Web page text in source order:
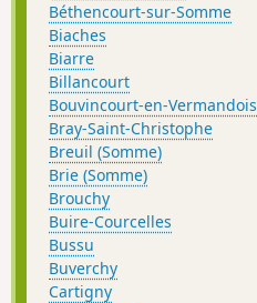
Béthencourt-sur-Somme
Biaches
Biarre
Billancourt
Bouvincourt-en-Vermandois
Bray-Saint-Christophe
Breuil (Somme)
Brie (Somme)
Brouchy
Buire-Courcelles
Bussu
Buverchy
Cartigny